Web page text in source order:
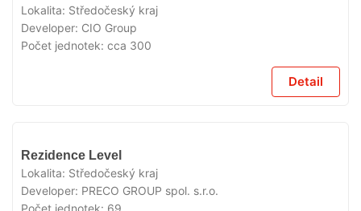
Lokalita: Středočeský kraj
Developer: CIO Group
Počet jednotek: cca 300
Detail
Rezidence Level
Lokalita: Středočeský kraj
Developer: PRECO GROUP spol. s.r.o.
Počet jednotek: 69